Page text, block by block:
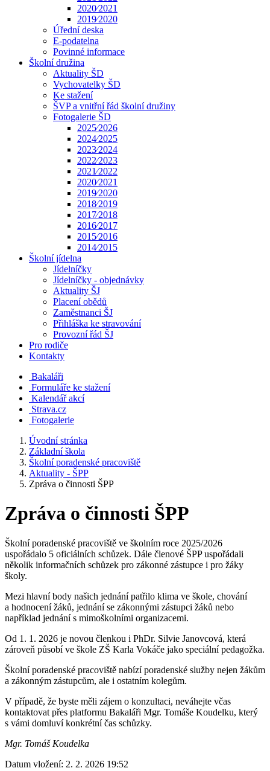
2020⁄2021
2019⁄2020
Úřední deska
E-podatelna
Povinné informace
Školní družina
Aktuality ŠD
Vychovatelky ŠD
Ke stažení
ŠVP a vnitřní řád školní družiny
Fotogalerie ŠD
2025⁄2026
2024⁄2025
2023⁄2024
2022⁄2023
2021⁄2022
2020⁄2021
2019⁄2020
2018⁄2019
2017⁄2018
2016⁄2017
2015⁄2016
2014⁄2015
Školní jídelna
Jídelníčky
Jídelníčky - objednávky
Aktuality ŠJ
Placení obědů
Zaměstnanci ŠJ
Přihláška ke stravování
Provozní řád ŠJ
Pro rodiče
Kontakty
Bakaláři
Formuláře ke stažení
Kalendář akcí
Strava.cz
Fotogalerie
Úvodní stránka
Základní škola
Školní poradenské pracoviště
Aktuality - ŠPP
Zpráva o činnosti ŠPP
Zpráva o činnosti ŠPP
Školní poradenské pracoviště ve školním roce 2025/2026
uspořádalo 5 oficiálních schůzek. Dále členové ŠPP uspořádali
několik informačních schůzek pro zákonné zástupce i pro žáky
školy.
Mezi hlavní body našich jednání patřilo klima ve škole, chování
a hodnocení žáků, jednání se zákonnými zástupci žáků nebo
například jednání s mimoškolními organizacemi.
Od 1. 1. 2026 je novou členkou i PhDr. Silvie Janovcová, která
zároveň působí ve škole ZŠ Karla Vokáče jako speciální pedagožka.
Školní poradenské pracoviště nabízí poradenské služby nejen žákům
a zákonným zástupcům, ale i ostatním kolegům.
V případě, že byste měli zájem o konzultaci, neváhejte včas
kontaktovat přes platformu Bakaláři Mgr. Tomáše Koudelku, který
s vámi domluví konkrétní čas schůzky.
Mgr. Tomáš Koudelka
Datum vložení: 2. 2. 2026 19:52